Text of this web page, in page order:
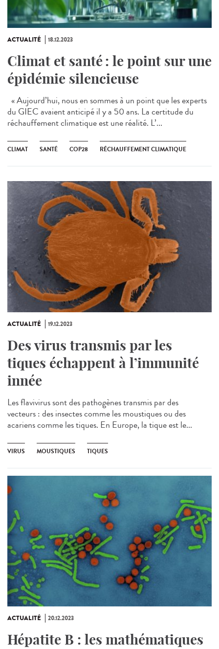
ACTUALITÉ 18.12.2023
Climat et santé : le point sur une
épidémie silencieuse
« Aujourd’hui, nous en sommes à un point que les experts
du GIEC avaient anticipé il y a 50 ans. La certitude du
réchauffement climatique est une réalité. L’...
CLIMAT SANTÉ COP28 RÉCHAUFFEMENT CLIMATIQUE
ACTUALITÉ 19.12.2023
Des virus transmis par les
tiques échappent à l’immunité
innée
Les flavivirus sont des pathogènes transmis par des
vecteurs : des insectes comme les moustiques ou des
acariens comme les tiques. En Europe, la tique est le...
VIRUS MOUSTIQUES TIQUES
ACTUALITÉ 20.12.2023
Hépatite B : les mathématiques